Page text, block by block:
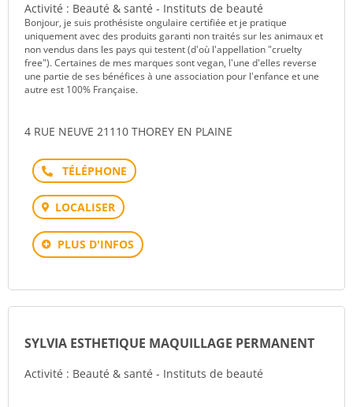
Activité : Beauté & santé - Instituts de beauté
Bonjour, je suis prothésiste ongulaire certifiée et je pratique
uniquement avec des produits garanti non traités sur les animaux et
non vendus dans les pays qui testent (d'où l'appellation "cruelty
free"). Certaines de mes marques sont vegan, l'une d'elles reverse
une partie de ses bénéfices à une association pour l'enfance et une
autre est 100% Française.
4 RUE NEUVE 21110 THOREY EN PLAINE
Téléphone
LOCALISER
PLUS D'INFOS
SYLVIA ESTHETIQUE MAQUILLAGE PERMANENT
Activité : Beauté & santé - Instituts de beauté